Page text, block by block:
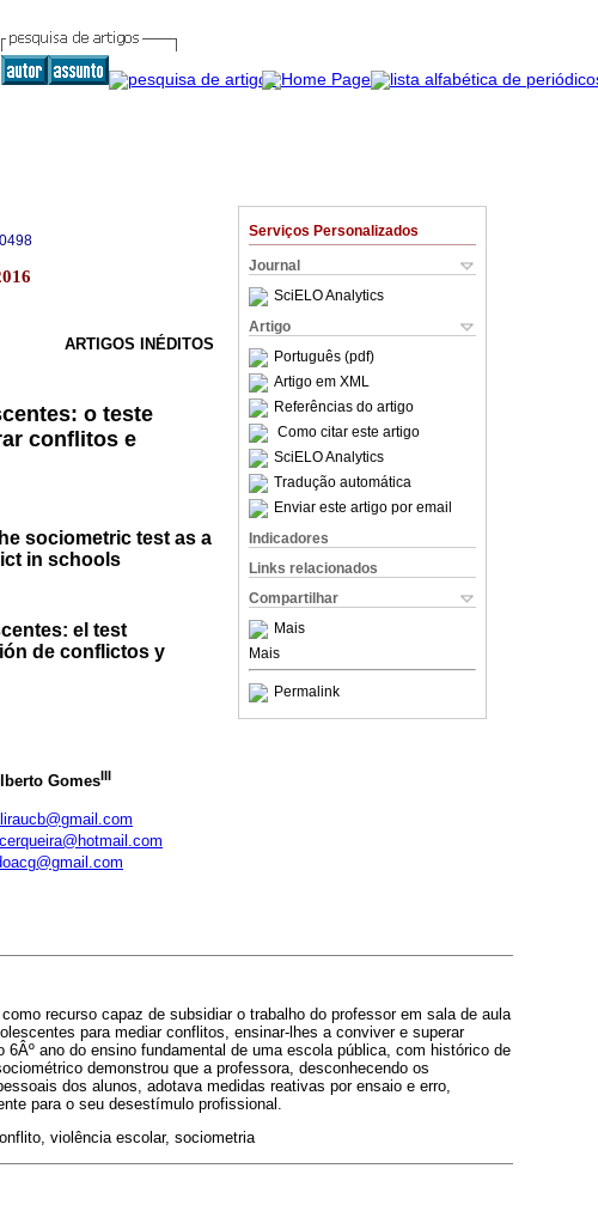
Serviços Personalizados
Journal
SciELO Analytics
Artigo
Português (pdf)
Artigo em XML
Referências do artigo
Como citar este artigo
SciELO Analytics
Tradução automática
Enviar este artigo por email
Indicadores
Links relacionados
Compartilhar
Mais
Mais
Permalink
ARTIGOS INÉDITOS
o teste
conflitos e
sociometric test as a
in schools
el test
de conflictos y
GomesIII
recurso capaz de subsidiar o trabalho do professor em sala de aula
para mediar conflitos, ensinar-lhes a conviver e superar
ano do ensino fundamental de uma escola pública, com histórico de
demonstrou que a professora, desconhecendo os
dos alunos, adotava medidas reativas por ensaio e erro,
para o seu desestímulo profissional.
violência escolar, sociometria